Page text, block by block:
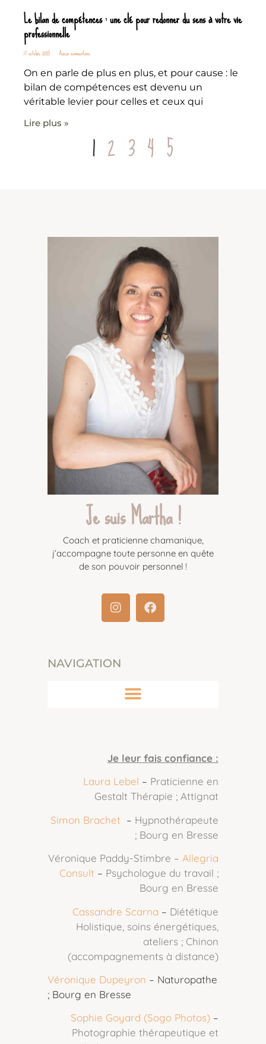
Le bilan de compétences : une clé pour redonner du sens à votre vie
professionnelle
17 octobre 2025 Aucun commentaire
On en parle de plus en plus, et pour cause : le
bilan de compétences est devenu un
véritable levier pour celles et ceux qui
Lire plus »
1 2 3 4 5
Je suis Martha !
Coach et praticienne chamanique,
j’accompagne toute personne en quête
de son pouvoir personnel !
NAVIGATION
Je leur fais confiance :
Laura Lebel – Praticienne en
Gestalt Thérapie ; Attignat
Simon Brachet – Hypnothérapeute
; Bourg en Bresse
Véronique Paddy-Stimbre – Allegria
Consult – Psychologue du travail ;
Bourg en Bresse
Cassandre Scarna – Diététique
Holistique, soins énergétiques,
ateliers ; Chinon
(accompagnements à distance)
Véronique Dupeyron – Naturopathe
; Bourg en Bresse
Sophie Goyard (Sogo Photos) –
Photographie thérapeutique et